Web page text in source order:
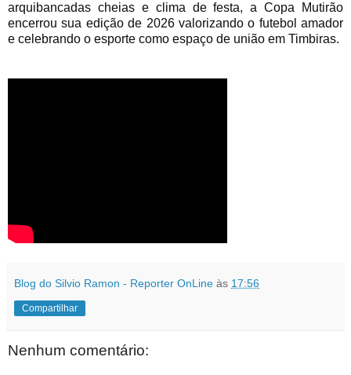
arquibancadas cheias e clima de festa, a Copa Mutirão
encerrou sua edição de 2026 valorizando o futebol amador
e celebrando o esporte como espaço de união em Timbiras.
Blog do Silvio Ramon - Reporter OnLine às 17:56
Compartilhar
Nenhum comentário: